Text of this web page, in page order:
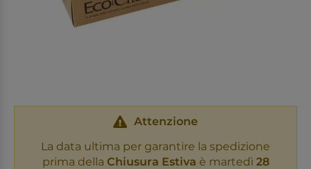
Attenzione
La data ultima per garantire la spedizione
prima della Chiusura Estiva è martedì 28